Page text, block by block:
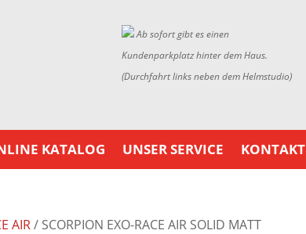
Ab sofort gibt es einen
Kundenparkplatz hinter dem Haus.
(Durchfahrt links neben dem Helmstudio)
KATALOG UNSER SERVICE KONTAKT
AIR/ SCORPION EXO-RACE AIR SOLID MATT